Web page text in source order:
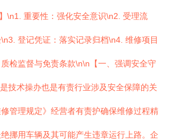
\n1. 重要性：强化安全意识\n2. 受理流
登记凭证：落实记录归档\n4. 维修项目
检监督与免责条款\n\n【一、强调安全守
技术操办也是有责行业涉及安全保障的关
管理规定》经营者有责护确保维修过程精
挪用车辆及其可能产生违章运行上路。企